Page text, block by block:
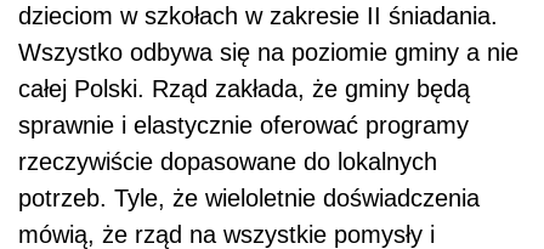
dzieciom w szkołach w zakresie II śniadania.
Wszystko odbywa się na poziomie gminy a nie
całej Polski. Rząd zakłada, że gminy będą
sprawnie i elastycznie oferować programy
rzeczywiście dopasowane do lokalnych
potrzeb. Tyle, że wieloletnie doświadczenia
mówią, że rząd na wszystkie pomysły i